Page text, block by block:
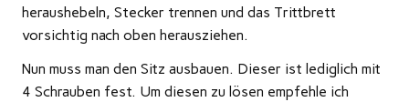
heraushebeln, Stecker trennen und das Trittbrett
vorsichtig nach oben herausziehen.
Nun muss man den Sitz ausbauen. Dieser ist lediglich mit
4 Schrauben fest. Um diesen zu lösen empfehle ich